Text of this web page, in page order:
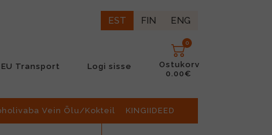
EST FIN ENG
EU Transport Logi sisse
0
Ostukorv
0.00€
Vein Õlu/Kokteil KINGIIDEED